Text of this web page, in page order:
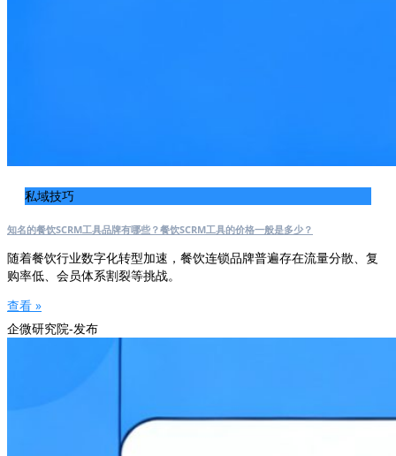
私域技巧
知名的餐饮SCRM工具品牌有哪些？餐饮SCRM工具的价格一般是多少？
随着餐饮行业数字化转型加速，餐饮连锁品牌普遍存在流量分散、复
购率低、会员体系割裂等挑战。
查看 »
企微研究院-发布